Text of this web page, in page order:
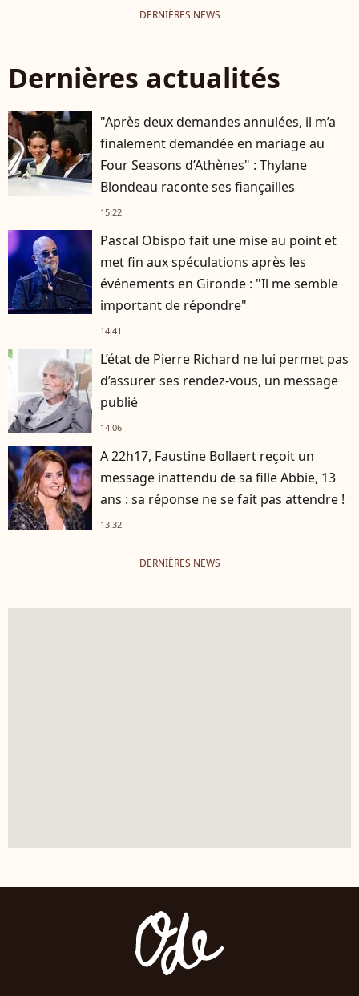
DERNIÈRES NEWS
Dernières actualités
"Après deux demandes annulées, il m’a
finalement demandée en mariage au
Four Seasons d’Athènes" : Thylane
Blondeau raconte ses fiançailles
15:22
Pascal Obispo fait une mise au point et
met fin aux spéculations après les
événements en Gironde : "Il me semble
important de répondre"
14:41
L’état de Pierre Richard ne lui permet pas
d’assurer ses rendez-vous, un message
publié
14:06
A 22h17, Faustine Bollaert reçoit un
message inattendu de sa fille Abbie, 13
ans : sa réponse ne se fait pas attendre !
13:32
DERNIÈRES NEWS